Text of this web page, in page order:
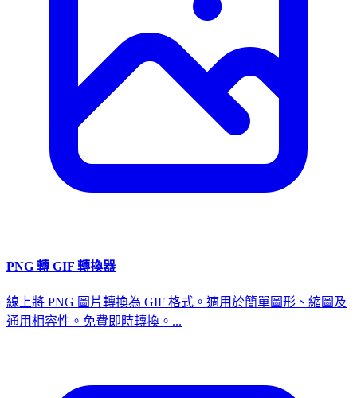
PNG 轉 GIF 轉換器
線上將 PNG 圖片轉換為 GIF 格式。適用於簡單圖形、縮圖及
通用相容性。免費即時轉換。...